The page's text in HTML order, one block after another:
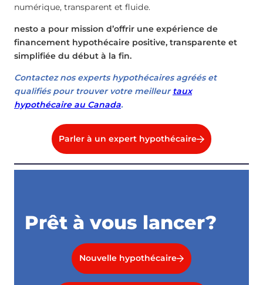
numérique, transparent et fluide.
nesto a pour mission d’offrir une expérience de
financement hypothécaire positive, transparente et
simplifiée du début à la fin.
Contactez nos experts hypothécaires agréés et
qualifiés pour trouver votre meilleurtaux
hypothécaire au Canada.
Parler à un expert hypothécaire
Prêt à vous lancer?
Nouvelle hypothécaire